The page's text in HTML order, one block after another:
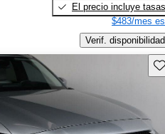
El precio incluye tasas
$483/mes
Verif. disponibilidad